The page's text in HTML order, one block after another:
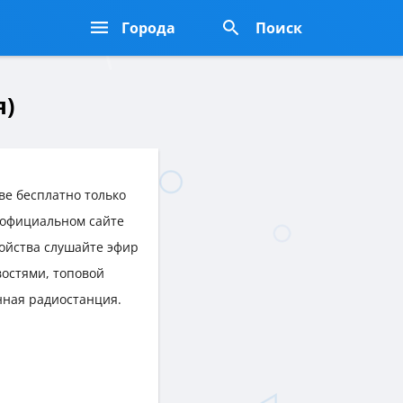
Города Поиск
бесплатно только
сайте
слушайте эфир
топовой
радиостанция.